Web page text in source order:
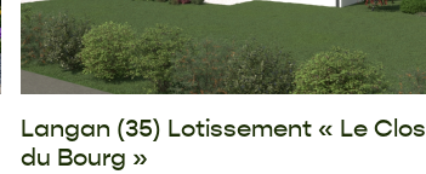
Langan (35) Lotissement « Le Clos
du Bourg »